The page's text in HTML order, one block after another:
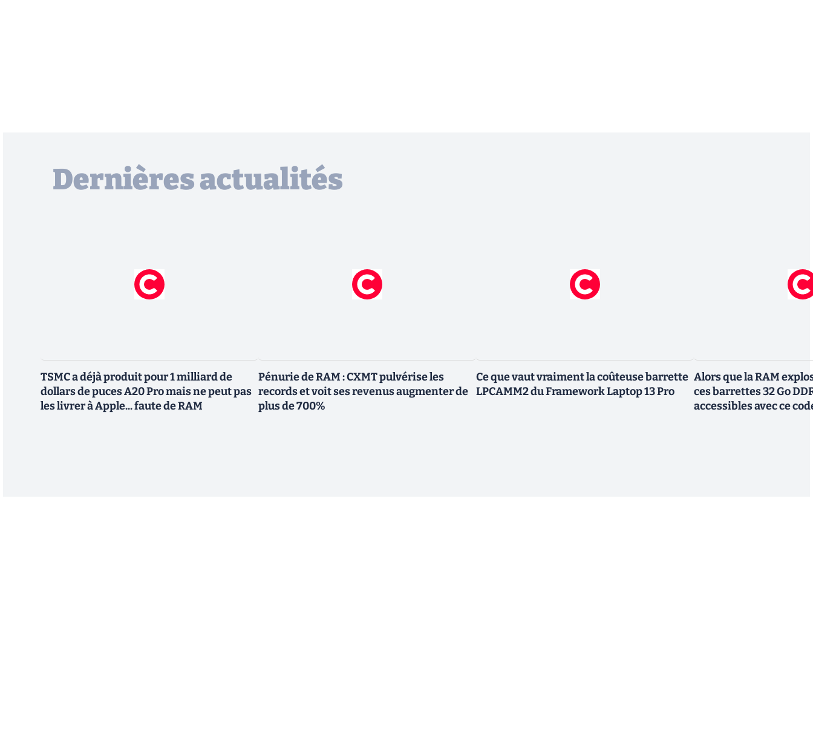
Dernières actualités
TSMC a déjà produit pour 1 milliard de
dollars de puces A20 Pro mais ne peut pas
les livrer à Apple... faute de RAM
Pénurie de RAM : CXMT pulvérise les
records et voit ses revenus augmenter de
plus de 700%
Ce que vaut vraiment la coûteuse barrette
LPCAMM2 du Framework Laptop 13 Pro
Alors que la RAM
ces barrettes 32 Go
accessibles avec ce